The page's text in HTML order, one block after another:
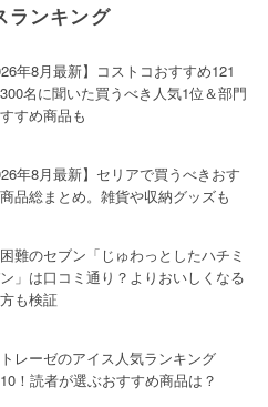
ランキング
年8月最新】コストコおすすめ121
名に聞いた買うべき人気1位＆部門
すめ商品も
年8月最新】セリアで買うべきおす
品総まとめ。雑貨や収納グッズも
難のセブン「じゅわっとしたハチミ
」は口コミ通り？よりおいしくなる
も検証
レーゼのアイス人気ランキング
！読者が選ぶおすすめ商品は？